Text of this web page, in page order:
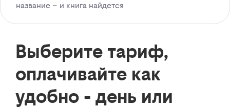
название – и книга найдется
Выберите тариф,
оплачивайте как
удобно - день или